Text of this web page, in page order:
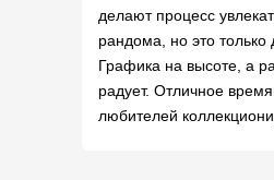
делают процесс
рандома, но это только
Графика на высоте, а
радует. Отличное
любителей